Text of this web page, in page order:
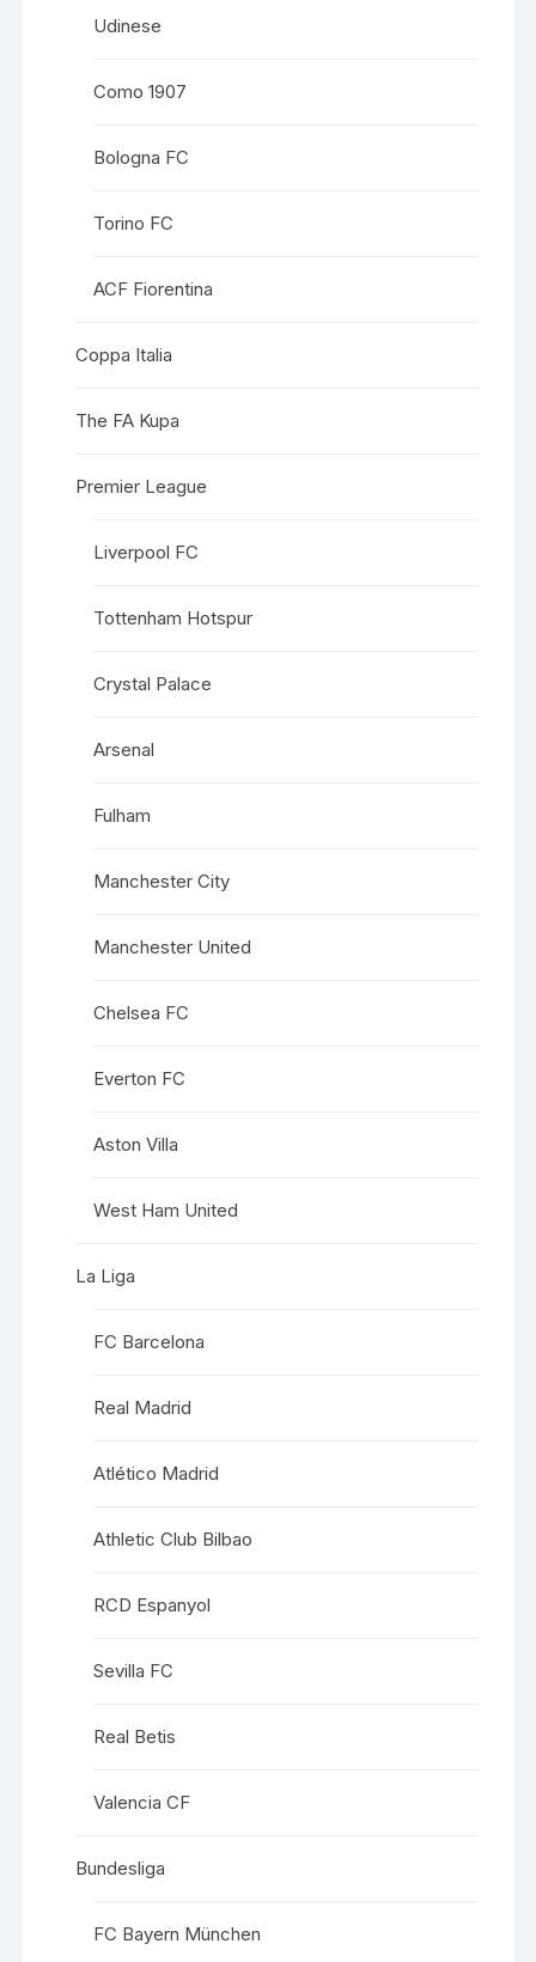
Udinese
Como 1907
Bologna FC
Torino FC
ACF Fiorentina
Coppa Italia
The FA Kupa
Premier League
Liverpool FC
Tottenham Hotspur
Crystal Palace
Arsenal
Fulham
Manchester City
Manchester United
Chelsea FC
Everton FC
Aston Villa
West Ham United
La Liga
FC Barcelona
Real Madrid
Atlético Madrid
Athletic Club Bilbao
RCD Espanyol
Sevilla FC
Real Betis
Valencia CF
Bundesliga
FC Bayern München